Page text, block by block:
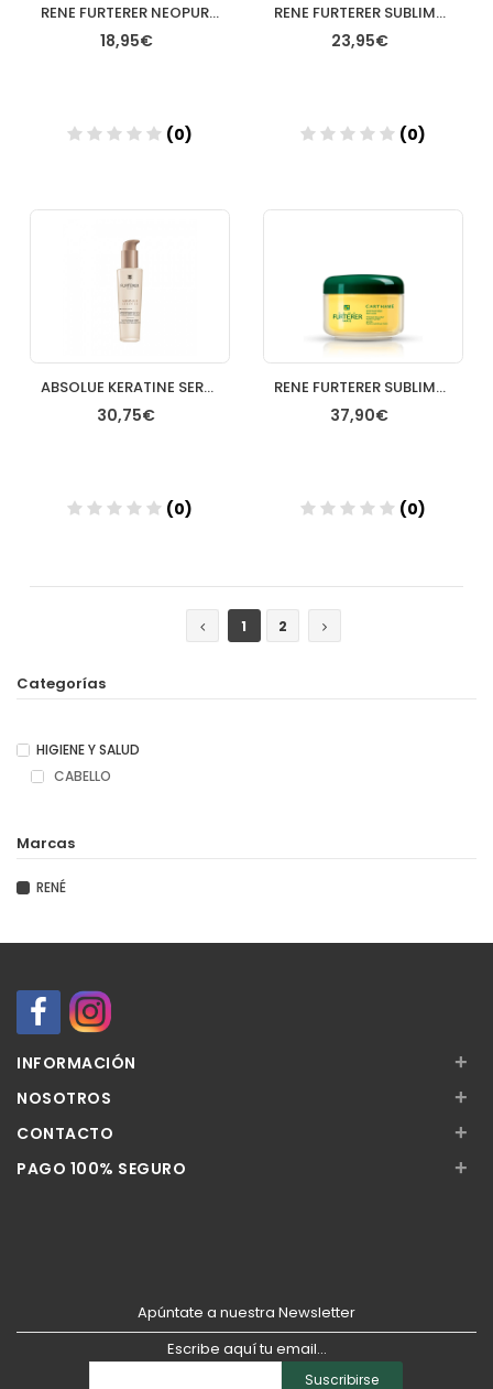
RENE FURTERER NEOPUR CHAMPU CASPA SECA 150 ML
18,95€
(0)
RENE FURTERER SUBLIME KARITE MASCARILLA 100 ML
23,95€
(0)
ABSOLUE KERATINE SERUM REPARADOR EXTREMO RENE FURTERER 30 ML
30,75€
(0)
RENE FURTERER SUBLIME KARITE MASCARILLA 200 ML
37,90€
(0)
1
2
Categorías
HIGIENE Y SALUD
CABELLO
Marcas
RENÉ
INFORMACIÓN +
NOSOTROS +
CONTACTO +
PAGO 100% SEGURO +
Apúntate a nuestra Newsletter
Escribe aquí tu email...
Suscribirse